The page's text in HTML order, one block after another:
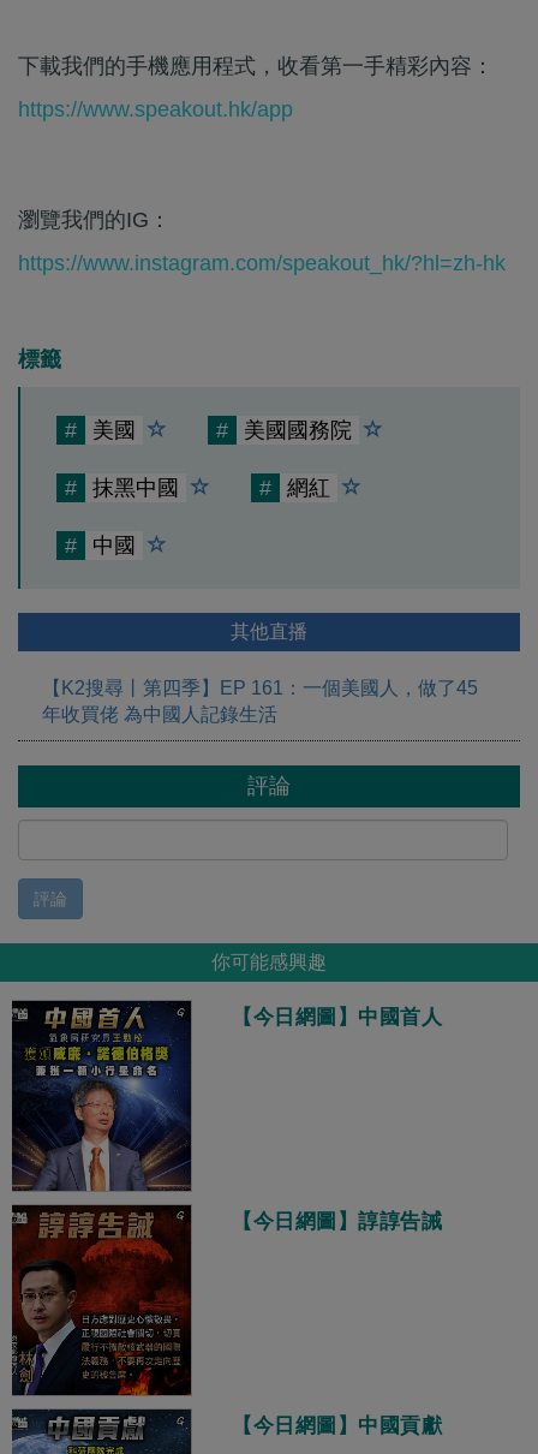
下載我們的手機應用程式，收看第一手精彩內容：
https://www.speakout.hk/app
瀏覽我們的IG：
https://www.instagram.com/speakout_hk/?hl=zh-hk
標籤
# 美國 # 美國國務院
# 抹黑中國 # 網紅
# 中國
其他直播
【K2搜尋丨第四季】EP 161：一個美國人，做了45
年收買佬 為中國人記錄生活
評論
評論
你可能感興趣
【今日網圖】中國首人
【今日網圖】諄諄告誡
【今日網圖】中國貢獻